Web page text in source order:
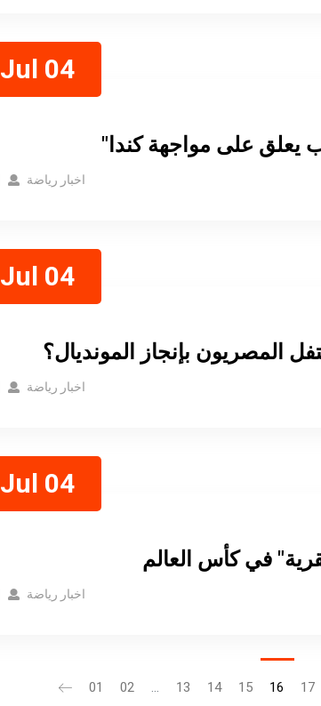
Jul 04
يعلق على مواجهة كندا
اخبار رياضة
Jul 04
المصريون بإنجاز المونديال؟
اخبار رياضة
Jul 04
في كأس العالم
اخبار رياضة
01 02 ... 13 14 15 16 17